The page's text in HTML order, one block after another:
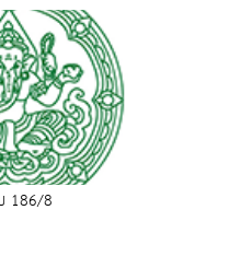
186/8